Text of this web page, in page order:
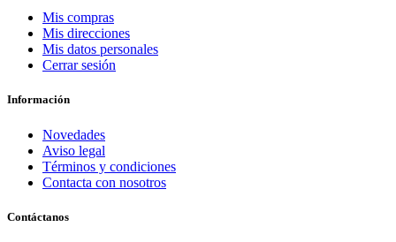
Mis compras
Mis direcciones
Mis datos personales
Cerrar sesión
Información
Novedades
Aviso legal
Términos y condiciones
Contacta con nosotros
Contáctanos